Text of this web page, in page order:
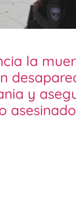
la
y
asesinado